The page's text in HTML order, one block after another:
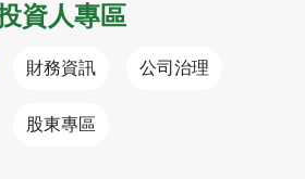
資人專區
財務資訊 公司治理
股東專區